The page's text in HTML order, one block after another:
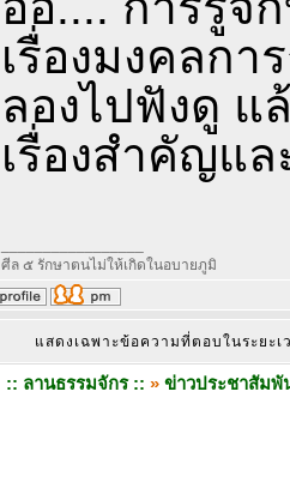
เรื่องมงคลกา
ลองไปฟังดู แ
เรื่องสำคัญแ
ศีล ๕ รักษาตนไม่ให้เกิดในอบายภูมิ
แสดงเฉพาะข้อความที่ตอบในระยะ
:: ลานธรรมจักร :: » ข่าวประชาสัมพั